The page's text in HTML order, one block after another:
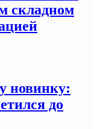
складном
новинку:
до